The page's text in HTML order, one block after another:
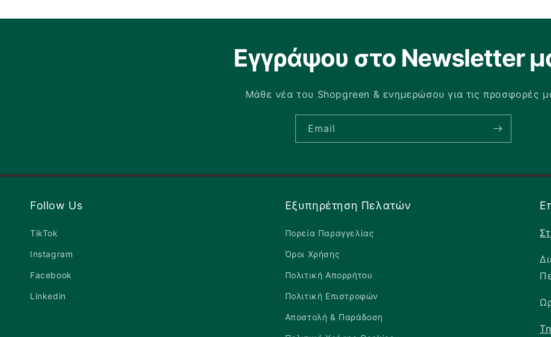
Εγγράψου στο Newsletter
Μάθε νέα του Shopgreen & ενημερώσου για τις προσφορές
Email
Follow Us
TikTok
Instagram
Facebook
Linkedin
Εξυπηρέτηση Πελατών
Πορεία Παραγγελίας
Όροι Χρήσης
Πολιτική Απορρήτου
Πολιτική Επιστροφών
Αποστολή & Παράδοση